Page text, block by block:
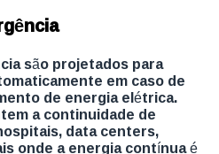
são projetados para
em caso de
de energia elétrica.
a continuidade de
data centers,
onde a energia contínua é